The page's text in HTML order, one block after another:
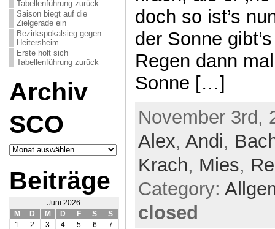
Tabellenführung zurück
Saison biegt auf die
Zielgerade ein
Bezirkspokalsieg gegen
Heitersheim
Erste holt sich
Tabellenführung zurück
Archiv
SCO
Archiv
SCO
Beiträge
Juni 2026
M
D M D F S
S
1
2 3 4 5 6
7
doch so ist’s
der Sonne
Regen dann
Sonne […]
November 3rd,
Alex, Andi,
Krach, Mies,
Category:
closed